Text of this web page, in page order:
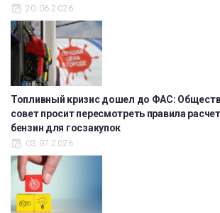
20.06.2026
Топливный кризис дошел до ФАС:
совет просит пересмотреть правила
бензин для госзакупок
03.07.2026